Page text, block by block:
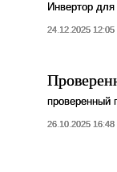
Инвертор
24.12.2025 12:05
проверенный
26.10.2025 16:48